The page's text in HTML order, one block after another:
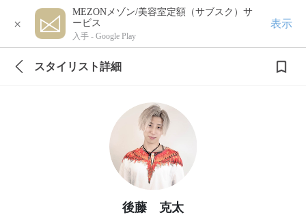
×
MEZONメゾン/美容室定額（サブスク）サ
ービス
入手 - Google Play
表示
スタイリスト詳細
後藤 克太